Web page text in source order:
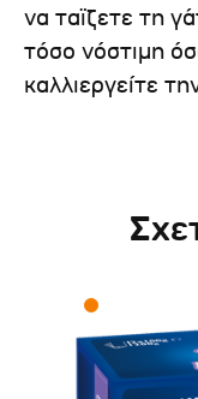
να ταϊζετε τη
τόσο νόστιμη
καλλιεργείτε